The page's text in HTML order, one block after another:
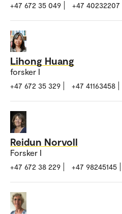
+47 672 35 049 +47 40232207
Lihong Huang
forsker I
+47 672 35 329 +47 41163458
Reidun Norvoll
Forsker I
+47 672 38 229 +47 98245145